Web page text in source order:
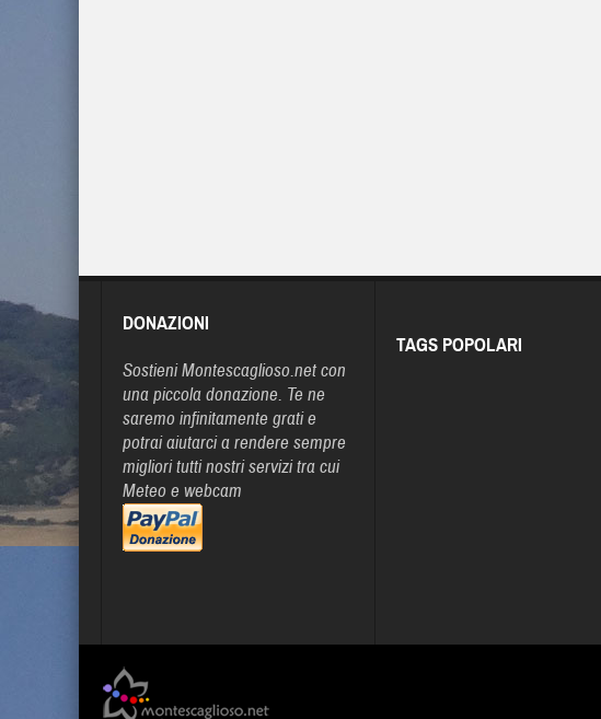
DONAZIONI
Sostieni Montescaglioso.net con
una piccola donazione. Te ne
saremo infinitamente grati e
potrai aiutarci a rendere sempre
migliori tutti nostri servizi tra cui
Meteo e webcam
TAGS POPOLARI